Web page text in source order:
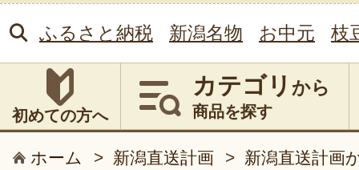
ふるさと納税 新潟名物 お中元 枝
初めての方へ
カテゴリ から
商品を探す
ホーム > 新潟直送計画 > 新潟直送計画